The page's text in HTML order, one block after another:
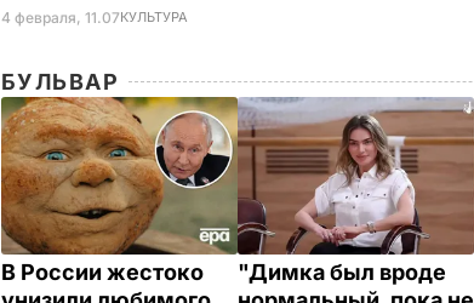
4 февраля, 11.07КУЛЬТУРА
БУЛЬВАР
В России жестоко
"Димка был вроде